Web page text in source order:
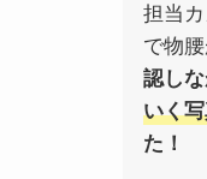
担当
で物腰
認しな
いく
た！